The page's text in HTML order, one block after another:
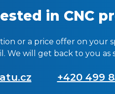
in CNC
or a price offer on your
We will get back to you as
+420 499